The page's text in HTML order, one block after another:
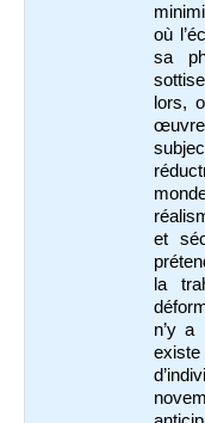
où
sa
lors,
et
la
n’y a